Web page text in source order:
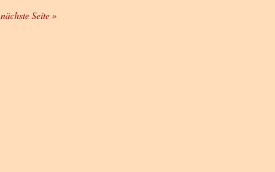
nächste Seite »